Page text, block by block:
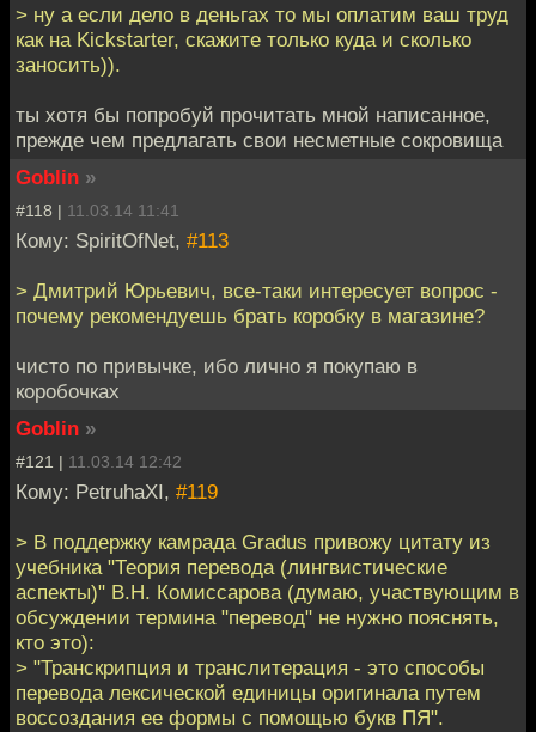
> ну а если дело в деньгах то мы оплатим ваш труд
как на Kickstarter, скажите только куда и сколько
заносить)).
ты хотя бы попробуй прочитать мной написанное,
прежде чем предлагать свои несметные сокровища
Goblin »
#118 | 11.03.14 11:41
Кому: SpiritOfNet, #113
> Дмитрий Юрьевич, все-таки интересует вопрос -
почему рекомендуешь брать коробку в магазине?
чисто по привычке, ибо лично я покупаю в
коробочках
Goblin »
#121 | 11.03.14 12:42
Кому: PetruhaXI, #119
> В поддержку камрада Gradus привожу цитату из
учебника "Теория перевода (лингвистические
аспекты)" В.Н. Комиссарова (думаю, участвующим в
обсуждении термина "перевод" не нужно пояснять,
кто это):
> "Транскрипция и транслитерация - это способы
перево­да лексической единицы оригинала путем
воссоздания ее фор­мы с помощью букв ПЯ".